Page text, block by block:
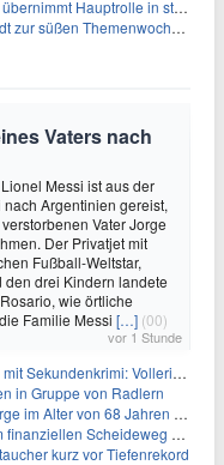
in starbesetzter schwarzer Komödie
süßen Themenwoche ein
Vaters nach
Messi ist aus der
nach Argentinien gereist,
Vater Jorge
Der Privatjet mit
Fußball-Weltstar,
den drei Kindern landete
wie örtliche
Familie Messi […] (00)
vor 1 Stunde
Vollering in Gelb
in Gruppe von Radlern
Alter von 68 Jahren gestorben
auf der Suche nach neuen Investitionen
kurz vor Tiefenrekord